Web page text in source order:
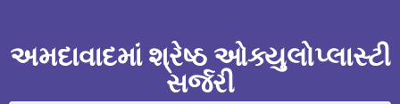
અમદાવાદમાં શ્રેષ્ઠ ઓક્યુલોપ્લાસ્ટી
સર્જરી